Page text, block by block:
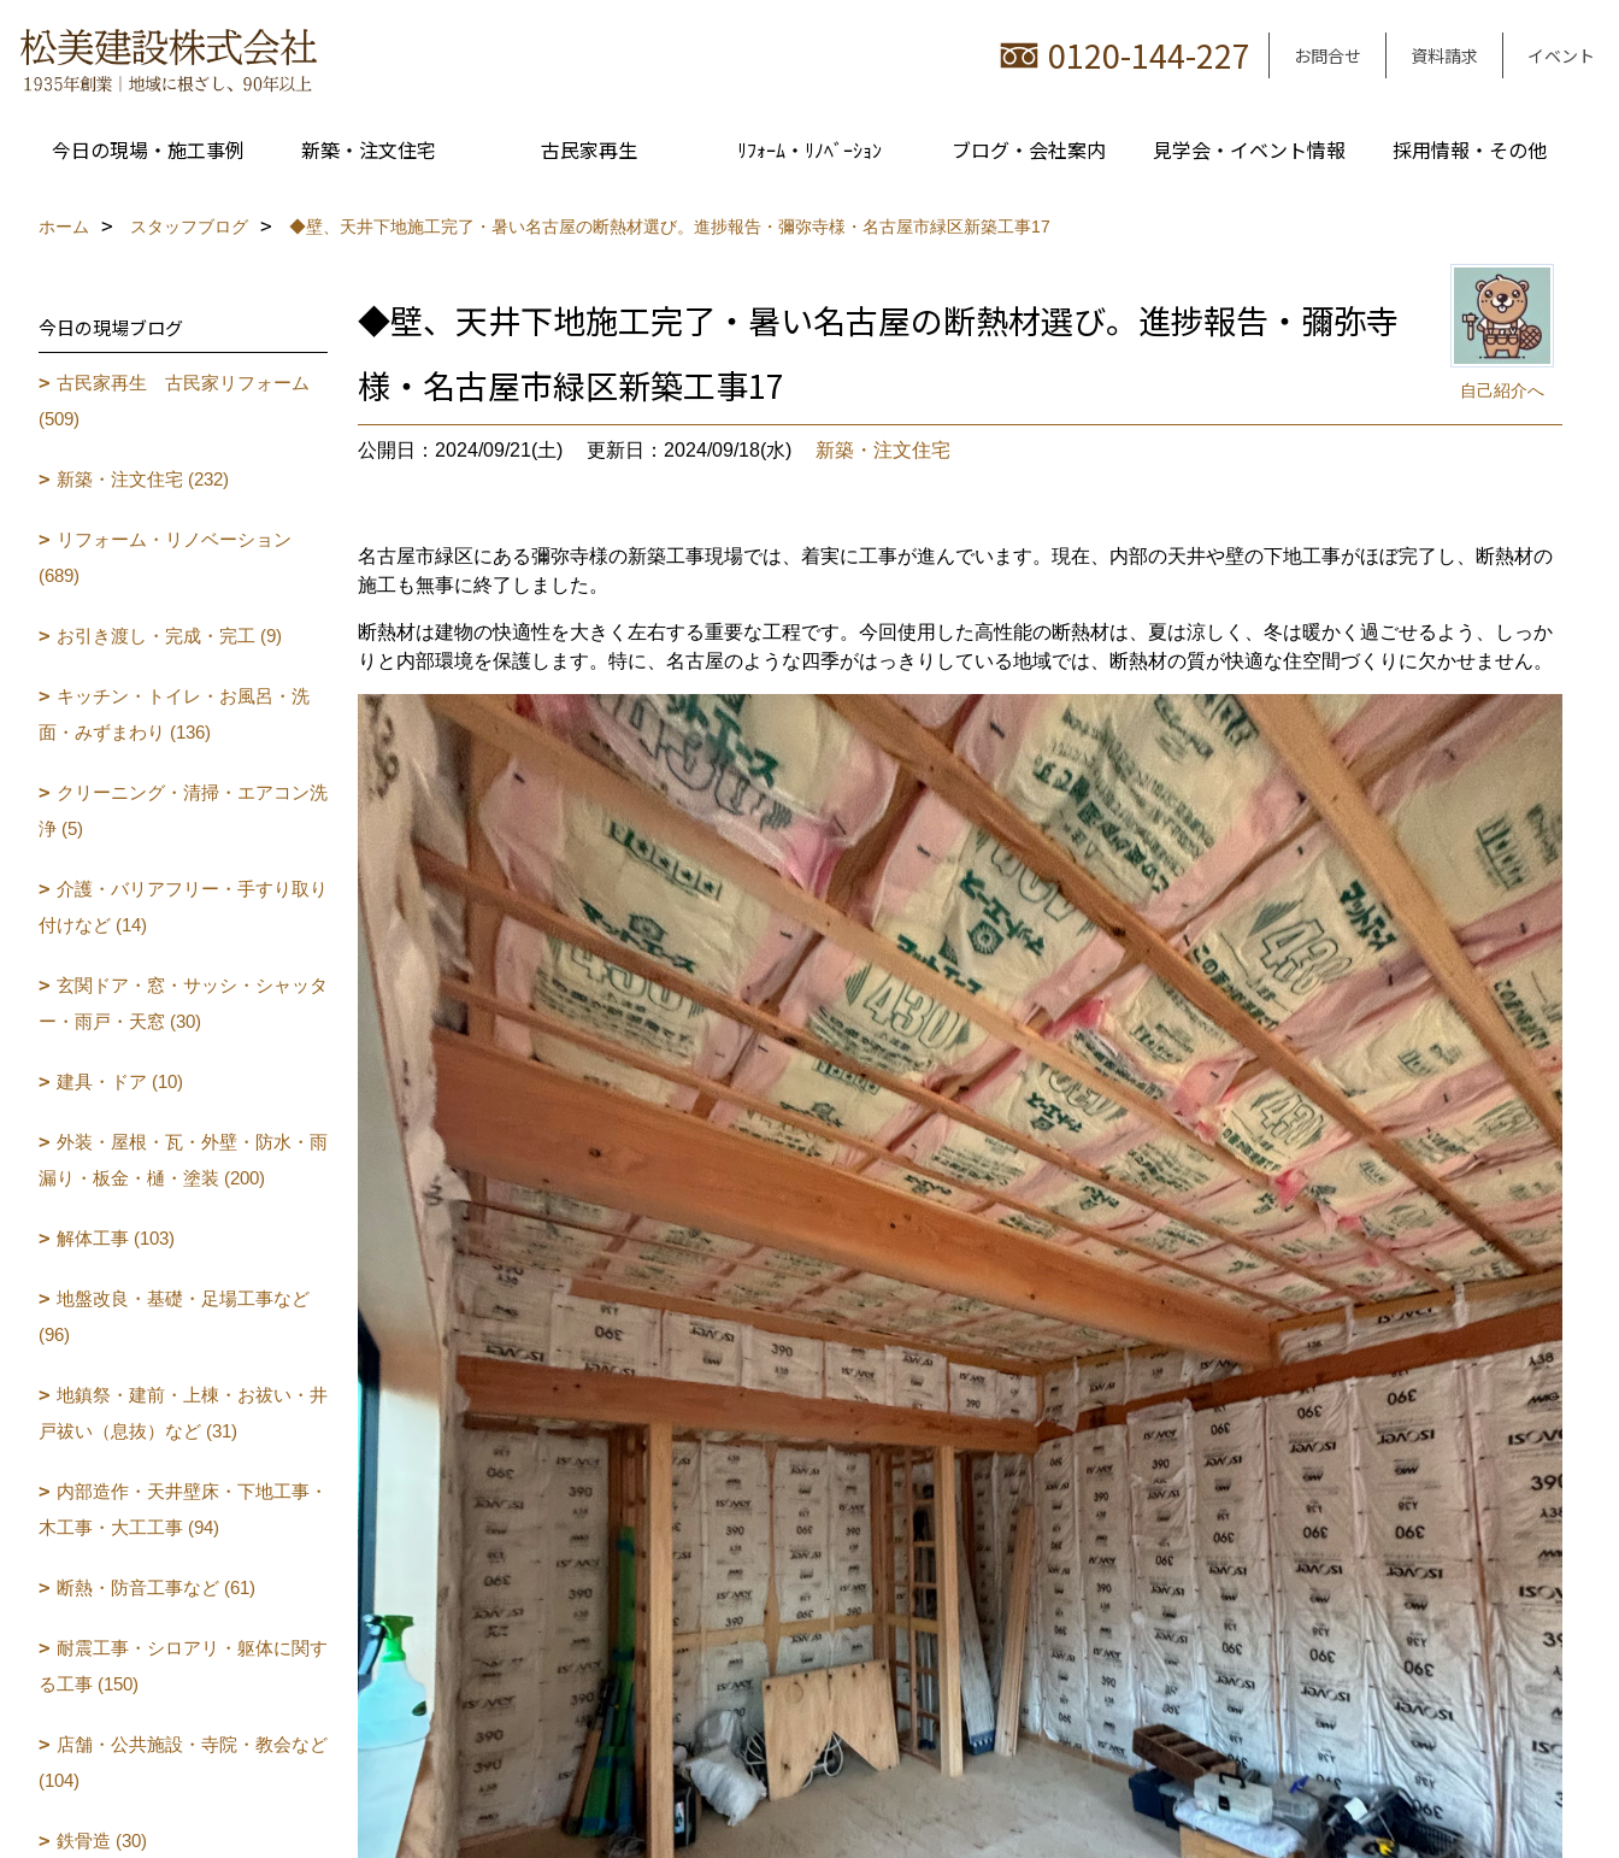
0120-144-227 お問合せ 資料請求 イベント
今日の現場・施工事例 新築・注文住宅 古民家再生 ﾘﾌｫｰﾑ・ﾘﾉﾍﾞｰｼｮﾝ ブログ・会社案内 見学会・イベント情報 採用情報・その他
ホーム スタッフブログ ◆壁、天井下地施工完了・暑い名古屋の断熱材選び。進捗報告・彌弥寺様・名古屋市緑区新築工事17
自己紹介へ
◆壁、天井下地施工完了・暑い名古屋の断熱材選び。進捗報告・彌弥寺
様・名古屋市緑区新築工事17
公開日：2024/09/21(土) 更新日：2024/09/18(水) 新築・注文住宅
名古屋市緑区にある彌弥寺様の新築工事現場では、着実に工事が進んでいます。現在、内部の天井や壁の下地工事がほぼ完了し、断熱材の
施工も無事に終了しました。
断熱材は建物の快適性を大きく左右する重要な工程です。今回使用した高性能の断熱材は、夏は涼しく、冬は暖かく過ごせるよう、しっか
りと内部環境を保護します。特に、名古屋のような四季がはっきりしている地域では、断熱材の質が快適な住空間づくりに欠かせません。
今日の現場ブログ
古民家再生 古民家リフォーム
(509)
新築・注文住宅 (232)
リフォーム・リノベーション
(689)
お引き渡し・完成・完工 (9)
キッチン・トイレ・お風呂・洗
面・みずまわり (136)
クリーニング・清掃・エアコン洗
浄 (5)
介護・バリアフリー・手すり取り
付けなど (14)
玄関ドア・窓・サッシ・シャッタ
ー・雨戸・天窓 (30)
建具・ドア (10)
外装・屋根・瓦・外壁・防水・雨
漏り・板金・樋・塗装 (200)
解体工事 (103)
地盤改良・基礎・足場工事など
(96)
地鎮祭・建前・上棟・お祓い・井
戸祓い（息抜）など (31)
内部造作・天井壁床・下地工事・
木工事・大工工事 (94)
断熱・防音工事など (61)
耐震工事・シロアリ・躯体に関す
る工事 (150)
店舗・公共施設・寺院・教会など
(104)
鉄骨造 (30)